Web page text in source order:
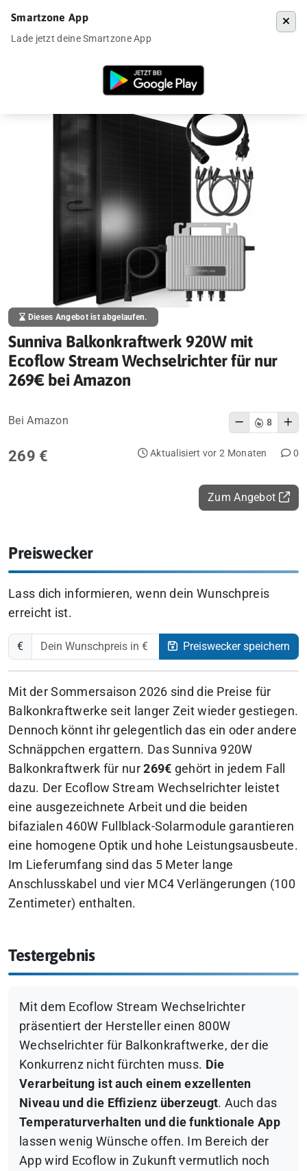
»Sunniva Balkonkraftwerk 920W mit Ecoflow
Dieses Angebot ist abgelaufen.
Sunniva Balkonkraftwerk 920W mit
Ecoflow Stream Wechselrichter für nur
269€ bei Amazon
Bei Amazon 8
269 € Aktualisiert vor 2 Monaten 0
Zum Angebot
Preiswecker
Lass dich informieren, wenn dein Wunschpreis
erreicht ist.
€ Preiswecker speichern
Mit der Sommersaison 2026 sind die Preise für
Balkonkraftwerke seit langer Zeit wieder gestiegen.
Dennoch könnt ihr gelegentlich das ein oder andere
Schnäppchen ergattern. Das Sunniva 920W
Balkonkraftwerk für nur269€ gehört in jedem Fall
dazu. Der Ecoflow Stream Wechselrichter leistet
eine ausgezeichnete Arbeit und die beiden
bifazialen 460W Fullblack-Solarmodule garantieren
eine homogene Optik und hohe Leistungsausbeute.
Im Lieferumfang sind das 5 Meter lange
Anschlusskabel und vier MC4 Verlängerungen (100
Zentimeter) enthalten.
Testergebnis
Mit dem Ecoflow Stream Wechselrichter
präsentiert der Hersteller einen 800W
Wechselrichter für Balkonkraftwerke, der die
Konkurrenz nicht fürchten muss. Die
Verarbeitung ist auch einem exzellenten
Niveau und die Effizienz überzeugt. Auch das
Temperaturverhalten und die funktionale App
lassen wenig Wünsche offen. Im Bereich der
App wird Ecoflow in Zukunft vermutlich noch
Smartzone App
Lade jetzt deine Smartzone App